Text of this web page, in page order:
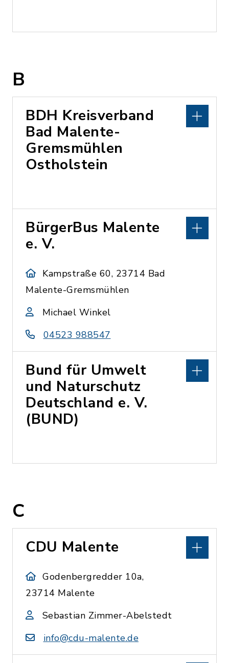
B
BDH Kreisverband
Bad Malente-
Gremsmühlen
Ostholstein
BürgerBus Malente
e. V.
Kampstraße 60, 23714 Bad
Malente-Gremsmühlen
Michael Winkel
04523 988547
Bund für Umwelt
und Naturschutz
Deutschland e. V.
(BUND)
C
CDU Malente
Godenbergredder 10a,
23714 Malente
Sebastian Zimmer-Abelstedt
info@cdu-malente.de